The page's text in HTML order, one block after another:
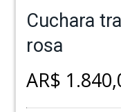
Cuchara
rosa
AR$